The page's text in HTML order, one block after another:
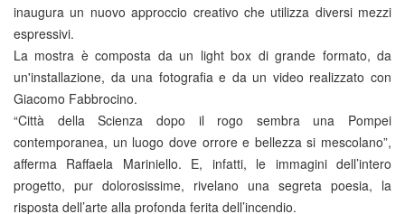
inaugura un nuovo approccio creativo che utilizza diversi mezzi
espressivi.
La mostra è composta da un light box di grande formato, da
un'installazione, da una fotografia e da un video realizzato con
Giacomo Fabbrocino.
“Città della Scienza dopo il rogo sembra una Pompei
contemporanea, un luogo dove orrore e bellezza si mescolano”,
afferma Raffaela Mariniello. E, infatti, le immagini dell’intero
progetto, pur dolorosissime, rivelano una segreta poesia, la
risposta dell’arte alla profonda ferita dell’incendio.